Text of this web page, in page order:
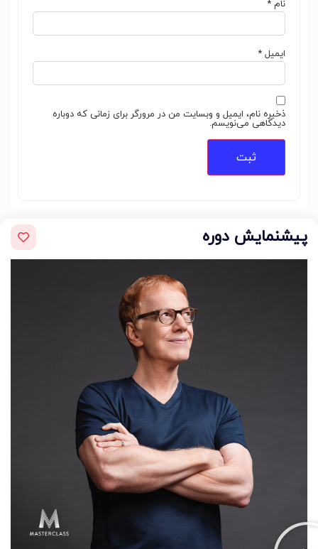
نام *
ایمیل *
ذخیره نام، ایمیل و وبسایت من در مرورگر برای زمانی که دوباره
دیدگاهی می‌نویسم.
پیشنمایش دوره